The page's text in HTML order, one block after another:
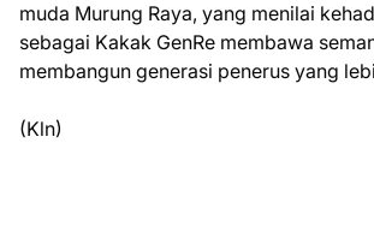
muda Murung Raya, yang menilai
sebagai Kakak GenRe membawa
membangun generasi penerus yang
(Kln)